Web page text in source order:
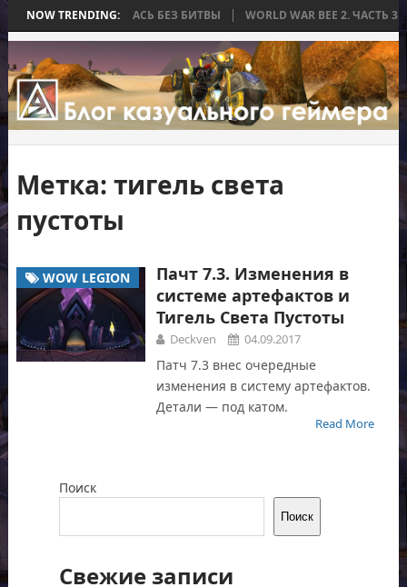
NOW TRENDING:
КОТОРАЯ ЗАКОНЧИЛАСЬ БЕЗ БИТВЫ WORLD WAR BEE 2.
Метка:тигель света
пустоты
WOW LEGION
Пачт 7.3. Изменения в
системе артефактов и
Тигель Света Пустоты
Deckven 04.09.2017
Патч 7.3 внес очередные
изменения в систему артефактов.
Детали — под катом.
Read More
Поиск
Поиск
Свежие записи